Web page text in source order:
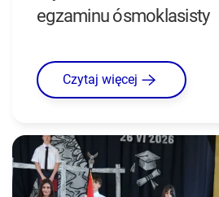
egzaminu ósmoklasisty
Czytaj więcej